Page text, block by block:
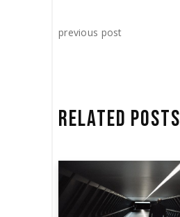
previous post
RELATED POSTS